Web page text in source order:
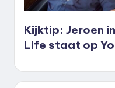
Kijktip: Jeroen
Life staat op